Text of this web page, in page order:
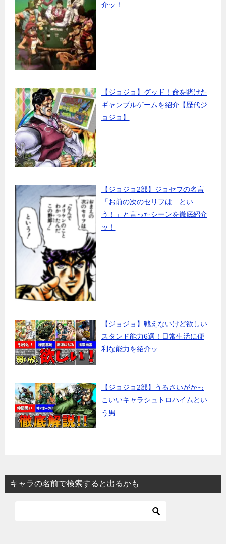
介ッ！
【ジョジョ】グッド！命を賭けた
ギャンブルゲームを紹介【歴代ジ
ョジョ】
【ジョジョ2部】ジョセフの名言
「お前の次のセリフは…とい
う！」と言ったシーンを徹底紹介
ッ！
【ジョジョ】戦えないけど欲しい
スタンド能力6選！日常生活に便
利な能力を紹介ッ
【ジョジョ2部】うるさいがかっ
こいいキャラシュトロハイムとい
う男
キャラの名前で検索すると出るかも